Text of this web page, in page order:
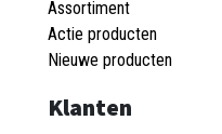
Assortiment
Actie producten
Nieuwe producten
Klanten